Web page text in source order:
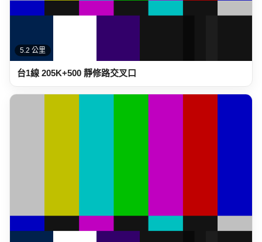
5.2 公里
台1線 205K+500 靜修路交叉口